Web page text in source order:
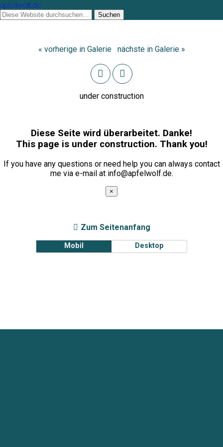
apfelwolf.de
« vorherige in Galerie nächste in Galerie »
under construction
Diese Seite wird überarbeitet. Danke!
This page is under construction. Thank you!
If you have any questions or need help you can always contact
me via e-mail at info@apfelwolf.de.
×
Zum Seitenanfang
Mobil Desktop